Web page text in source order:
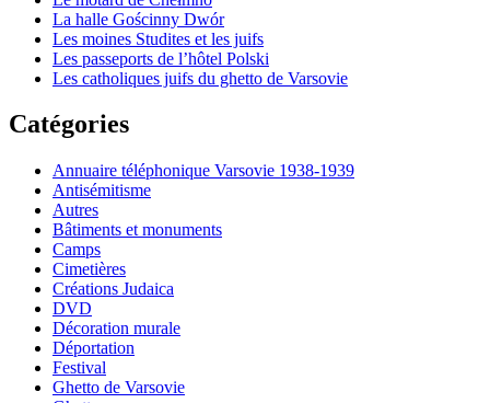
La halle Gościnny Dwór
Les moines Studites et les juifs
Les passeports de l’hôtel Polski
Les catholiques juifs du ghetto de Varsovie
Catégories
Annuaire téléphonique Varsovie 1938-1939
Antisémitisme
Autres
Bâtiments et monuments
Camps
Cimetières
Créations Judaica
DVD
Décoration murale
Déportation
Festival
Ghetto de Varsovie